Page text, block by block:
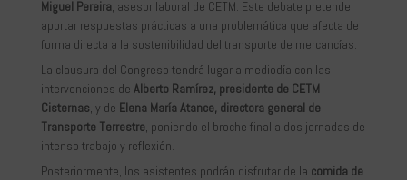
Miguel Pereira , asesor laboral de CETM. Este debate pretende
aportar respuestas prácticas a una problemática que afecta de
forma directa a la sostenibilidad del transporte de mercancías.
La clausura del Congreso tendrá lugar a mediodía con las
intervenciones de Alberto Ramírez, presidente de CETM
Cisternas , y de Elena María Atance, directora general de
Transporte Terrestre , poniendo el broche final a dos jornadas de
intenso trabajo y reflexión.
Posteriormente, los asistentes podrán disfrutar de la comida de